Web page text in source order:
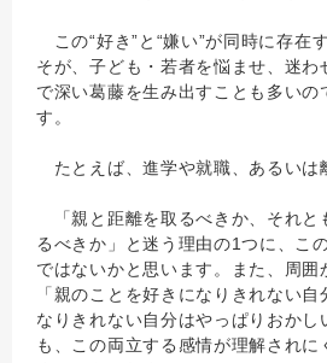
この“好き”と“嫌い”が同時に存在
そが、子ども・若者を悩ませ、迷
で深い葛藤を生み出すことも多いの
す。
たとえば、進学や就職、あるいは
「親と距離を取るべきか、それと
るべきか」と迷う理由の1つに、こ
ではないかと思います。また、周囲
「親のことを好きになりきれない
なりきれない自分はやっぱりおかし
も、この両立する感情が理解されに